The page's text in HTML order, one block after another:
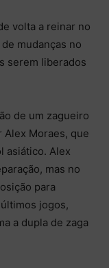
volta a reinar no
mudanças no
serem liberados
de um zagueiro
Alex Moraes, que
asiático. Alex
mas no
para
jogos,
a dupla de zaga